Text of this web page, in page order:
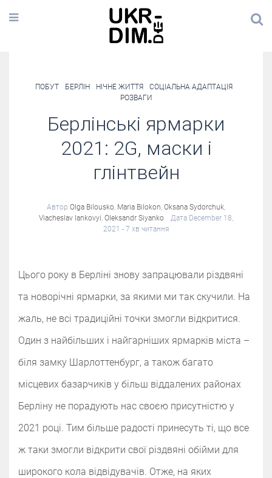
ПОБУТ БЕРЛІН НІЧНЕ ЖИТТЯ
СОЦІАЛЬНА АДАПТАЦІЯ
РОЗВАГИ
Берлінські ярмарки
2021: 2G, маски і
глінтвейн
Автор Olga Bilousko, Maria Bilokon, Oksana Sydorchuk,
Viacheslav Iankovyi, Oleksandr Siyanko
Дата December 18,
2021 - 7 хв читання
Цього року в Берліні знову запрацювали різдвяні
та новорічні ярмарки, за якими ми так скучили. На
жаль, не всі традиційні точки змогли відкритися.
Один з найбільших і найгарніших ярмарків міста –
біля замку Шарлоттенбург, а також багато
місцевих базарчиків у більш віддалених районах
Берліну не порадують нас своєю присутністю у
2021 році. Тим більше радості принесуть ті, що все
ж таки змогли відкрити свої різдвяні обійми для
широкого кола відвідувачів. Отже, на яких